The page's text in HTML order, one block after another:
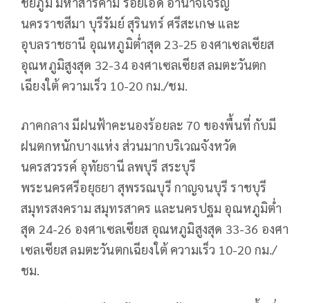
นครราชสีมา บุรีรัมย์ สุรินทร์ ศรีสะเกษ และ
อุบลราชธานี อุณหภูมิต่ำสุด 23-25 องศาเซลเซียส
อุณหภูมิสูงสุด 32-34 องศาเซลเซียส ลมตะวันตก
เฉียงใต้ ความเร็ว 10-20 กม./ชม.
ภาคกลาง มีฝนฟ้าคะนองร้อยละ 70 ของพื้นที่ กับมี
ฝนตกหนักบางแห่ง ส่วนมากบริเวณจังหวัด
นครสวรรค์ อุทัยธานี ลพบุรี สระบุรี
พระนครศรีอยุธยา สุพรรณบุรี กาญจนบุรี ราชบุรี
สมุทรสงคราม สมุทรสาคร และนครปฐม อุณหภูมิต่ำ
สุด 24-26 องศาเซลเซียส อุณหภูมิสูงสุด 33-36 องศา
เซลเซียส ลมตะวันตกเฉียงใต้ ความเร็ว 10-20 กม./
ชม.